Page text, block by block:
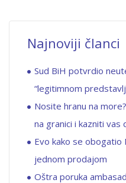
Najnoviji članci
Sud BiH potvrdio
“legitimnom
Nosite hranu na
na granici i kazniti vas
Evo kako se obogatio
jednom prodajom
Oštra poruka